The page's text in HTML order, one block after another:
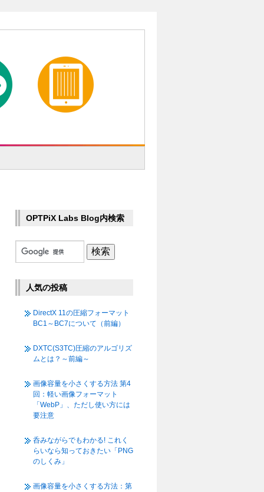
OPTPiX Labs Blog内検索
人気の投稿
DirectX 11の圧縮フォーマット
BC1～BC7について（前編）
DXTC(S3TC)圧縮のアルゴリズ
ムとは？～前編～
画像容量を小さくする方法 第4
回：軽い画像フォーマット
「WebP」、ただし使い方には
要注意
呑みながらでもわかる! これく
らいなら知っておきたい「PNG
のしくみ」
画像容量を小さくする方法：第